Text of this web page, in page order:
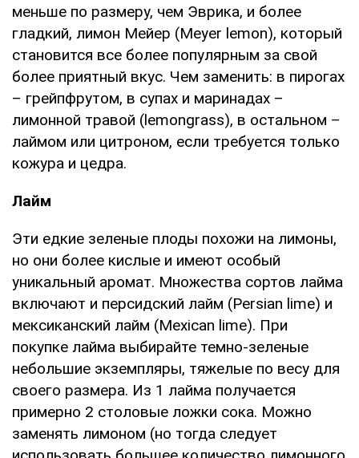
меньше по размеру, чем Эврика, и более
гладкий, лимон Мейер (Meyer lemon), который
становится все более популярным за свой
более приятный вкус. Чем заменить: в пирогах
– грейпфрутом, в супах и маринадах –
лимонной травой (lemongrass), в остальном –
лаймом или цитроном, если требуется только
кожура и цедра.
Лайм
Эти едкие зеленые плоды похожи на лимоны,
но они более кислые и имеют особый
уникальный аромат. Множества сортов лайма
включают и персидский лайм (Persian lime) и
мексиканский лайм (Mexican lime). При
покупке лайма выбирайте темно-зеленые
небольшие экземпляры, тяжелые по весу для
своего размера. Из 1 лайма получается
примерно 2 столовые ложки сока. Можно
заменять лимоном (но тогда следует